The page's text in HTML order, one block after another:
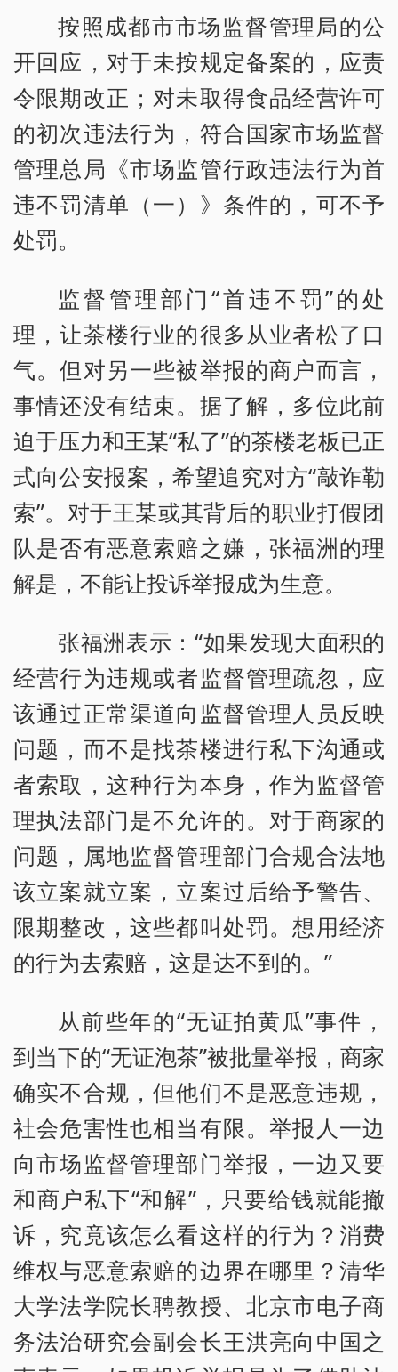
按照成都市市场监督管理局的公
开回应，对于未按规定备案的，应责
令限期改正；对未取得食品经营许可
的初次违法行为，符合国家市场监督
管理总局《市场监管行政违法行为首
违不罚清单（一）》条件的，可不予
处罚。
监督管理部门“首违不罚”的处
理，让茶楼行业的很多从业者松了口
气。但对另一些被举报的商户而言，
事情还没有结束。据了解，多位此前
迫于压力和王某“私了”的茶楼老板已正
式向公安报案，希望追究对方“敲诈勒
索”。对于王某或其背后的职业打假团
队是否有恶意索赔之嫌，张福洲的理
解是，不能让投诉举报成为生意。
张福洲表示：“如果发现大面积的
经营行为违规或者监督管理疏忽，应
该通过正常渠道向监督管理人员反映
问题，而不是找茶楼进行私下沟通或
者索取，这种行为本身，作为监督管
理执法部门是不允许的。对于商家的
问题，属地监督管理部门合规合法地
该立案就立案，立案过后给予警告、
限期整改，这些都叫处罚。想用经济
的行为去索赔，这是达不到的。”
从前些年的“无证拍黄瓜”事件，
到当下的“无证泡茶”被批量举报，商家
确实不合规，但他们不是恶意违规，
社会危害性也相当有限。举报人一边
向市场监督管理部门举报，一边又要
和商户私下“和解”，只要给钱就能撤
诉，究竟该怎么看这样的行为？消费
维权与恶意索赔的边界在哪里？清华
大学法学院长聘教授、北京市电子商
务法治研究会副会长王洪亮向中国之